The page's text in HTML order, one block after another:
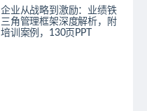
企业从战略到激励：业绩铁
三角管理框架深度解析，附
培训案例，130页PPT